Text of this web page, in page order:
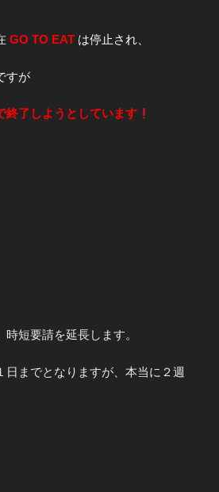
GO TO EAT は停止され、
すが
終了しようとしています
短要請を延長します。
日までとなりますが、本当に２週